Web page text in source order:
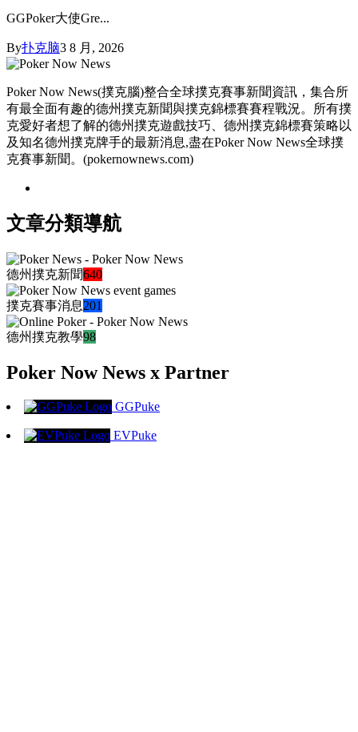
GGPoker大使Gre...
By扑克脑3 8 月, 2026
Poker Now News(撲克腦)整合全球撲克賽事新聞資訊，集合所
有最全面有趣的德州撲克新聞與撲克錦標賽賽程戰況。所有撲
克愛好者想了解的德州撲克遊戲技巧、德州撲克錦標賽策略以
及知名德州撲克牌手的最新消息,盡在Poker Now News全球撲
克賽事新聞。(pokernownews.com)
文章分類導航
德州撲克新聞640
撲克賽事消息201
德州撲克教學98
Poker Now News x Partner
GGPuke
EVPuke